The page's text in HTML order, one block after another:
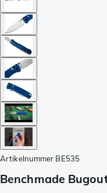
Artikelnummer BE535
Benchmade